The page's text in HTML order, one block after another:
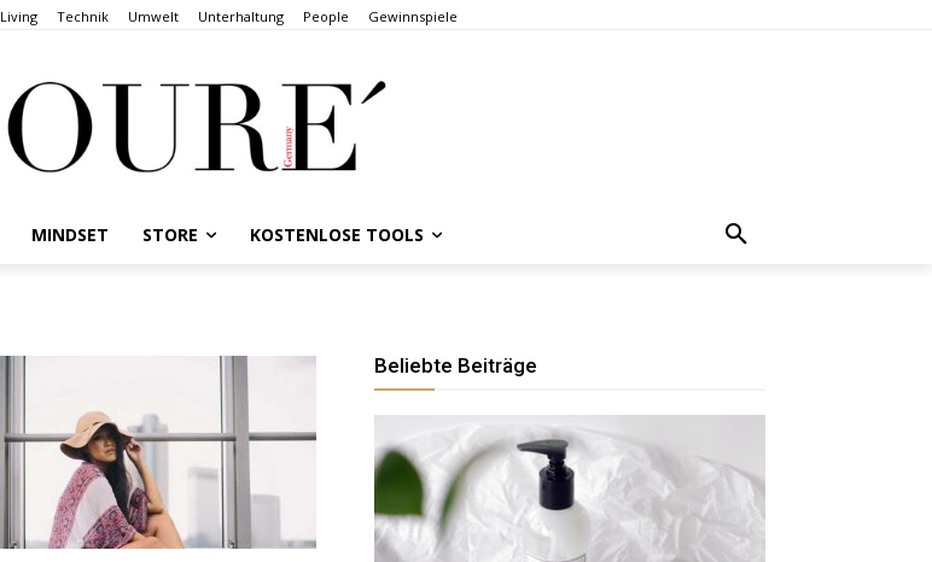
Living Technik Umwelt Unterhaltung People Gewinnspiele
MINDSET STORE KOSTENLOSE TOOLS
Beliebte Beiträge